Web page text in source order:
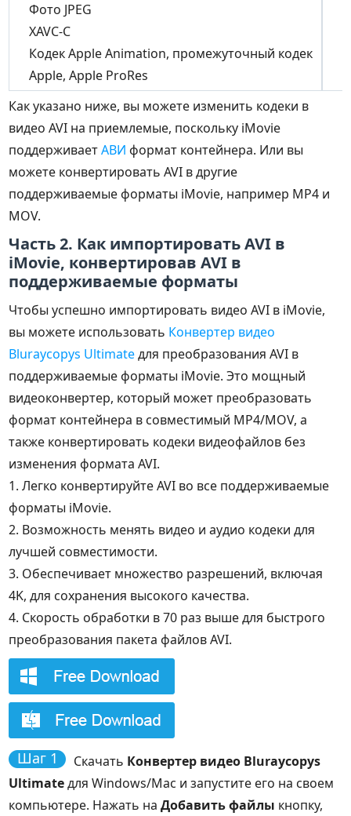
Фото JPEG
XAVC-С
Кодек Apple Animation, промежуточный кодек
Apple, Apple ProRes
Как указано ниже, вы можете изменить кодеки в
видео AVI на приемлемые, поскольку iMovie
поддерживаетАВИ формат контейнера. Или вы
можете конвертировать AVI в другие
поддерживаемые форматы iMovie, например MP4 и
MOV.
Часть 2. Как импортировать AVI в
iMovie, конвертировав AVI в
поддерживаемые форматы
Чтобы успешно импортировать видео AVI в iMovie,
вы можете использовать Конвертер видео
Bluraycopys Ultimateдля преобразования AVI в
поддерживаемые форматы iMovie. Это мощный
видеоконвертер, который может преобразовать
формат контейнера в совместимый MP4/MOV, а
также конвертировать кодеки видеофайлов без
изменения формата AVI.
1. Легко конвертируйте AVI во все поддерживаемые
форматы iMovie.
2. Возможность менять видео и аудио кодеки для
лучшей совместимости.
3. Обеспечивает множество разрешений, включая
4K, для сохранения высокого качества.
4. Скорость обработки в 70 раз выше для быстрого
преобразования пакета файлов AVI.
Шаг 1 Скачать Конвертер видео Bluraycopys
Ultimateдля Windows/Mac и запустите его на своем
компьютере. Нажать наДобавить файлы кнопку,